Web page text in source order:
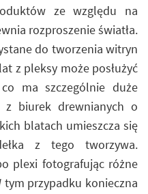
ze względu na
rozproszenie światła.
do tworzenia witryn
z pleksy może posłużyć
ma szczególnie duże
z biurek drewnianych o
blatach umieszcza się
z tego tworzywa.
plexi fotografując różne
przypadku konieczna